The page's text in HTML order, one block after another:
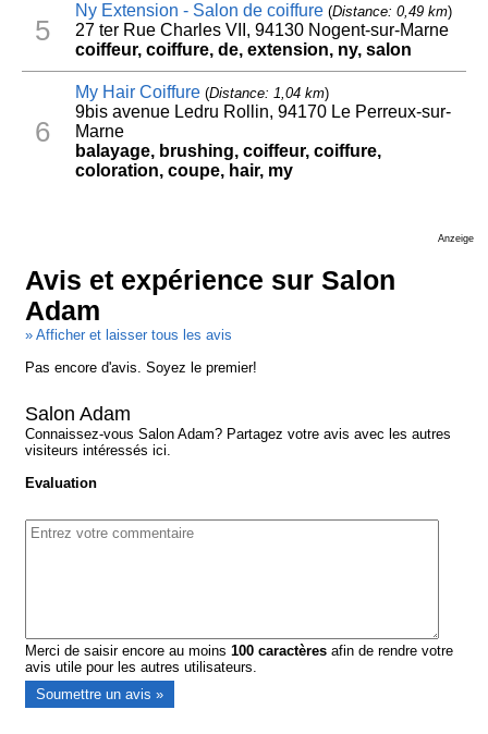
5
Ny Extension - Salon de coiffure(Distance: 0,49 km)
27 ter Rue Charles VII, 94130 Nogent-sur-Marne
coiffeur, coiffure, de, extension, ny, salon
6
My Hair Coiffure(Distance: 1,04 km)
9bis avenue Ledru Rollin, 94170 Le Perreux-sur-
Marne
balayage, brushing, coiffeur, coiffure,
coloration, coupe, hair, my
Anzeige
Avis et expérience sur Salon
Adam
» Afficher et laisser tous les avis
Pas encore d'avis. Soyez le premier!
Salon Adam
Connaissez-vous Salon Adam? Partagez votre avis avec les autres
visiteurs intéressés ici.
Evaluation
Merci de saisir encore au moins100 caractères afin de rendre votre
avis utile pour les autres utilisateurs.